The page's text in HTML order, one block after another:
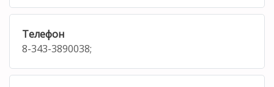
Телефон
8-343-3890038;